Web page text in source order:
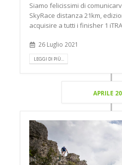
Siamo felicissimi di
SkyRace distanza 21km,
acquisire a tutti i finisher 1
26 Luglio 2021
LEGGI DI PIÙ...
APRILE